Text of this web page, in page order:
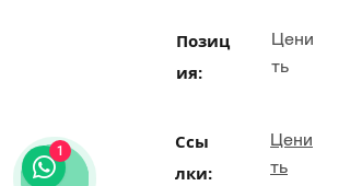
Позиц
ия:
Цени
ть
Ссы
лки:
Цени
ть
1